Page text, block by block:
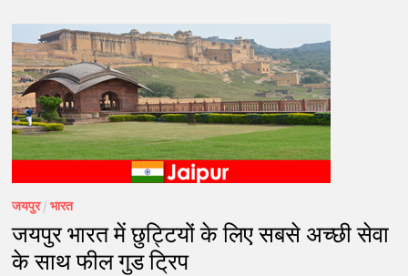
जयपुर/ भारत
जयपुर भारत में छुट्टियों के लिए सबसे अच्छी सेवा
के साथ फील गुड ट्रिप